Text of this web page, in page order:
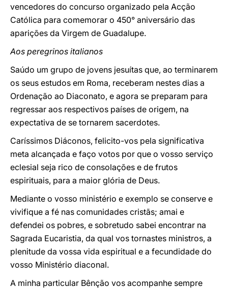
vencedores do concurso organizado pela Acção
Católica para comemorar o 450° aniversário das
aparições da Virgem de Guadalupe.
Aos peregrinos italianos
Saúdo um grupo de jovens jesuítas que, ao terminarem
os seus estudos em Roma, receberam nestes dias a
Ordenação ao Diaconato, e agora se preparam para
regressar aos respectivos países de origem, na
expectativa de se tornarem sacerdotes.
Caríssimos Diáconos, felicito-vos pela significativa
meta alcançada e faço votos por que o vosso serviço
eclesial seja rico de consolações e de frutos
espirituais, para a maior glória de Deus.
Mediante o vosso ministério e exemplo se conserve e
vivifique a fé nas comunidades cristãs; amai e
defendei os pobres, e sobretudo sabei encontrar na
Sagrada Eucaristia, da qual vos tornastes ministros, a
plenitude da vossa vida espiritual e a fecundidade do
vosso Ministério diaconal.
A minha particular Bênção vos acompanhe sempre